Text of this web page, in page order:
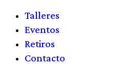
Talleres
Eventos
Retiros
Contacto